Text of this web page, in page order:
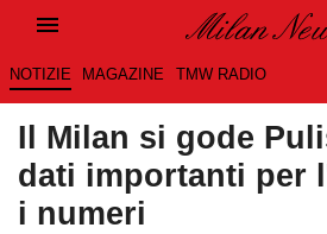
NOTIZIE MAGAZINE TMW RADIO
Il Milan si gode
dati importanti per
i numeri